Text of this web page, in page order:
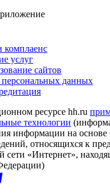
комплаенс
услуг
сайтов
данных
ресурсе hh.ru
технологии
информации на основе
относящихся к
сети «Интернет»,